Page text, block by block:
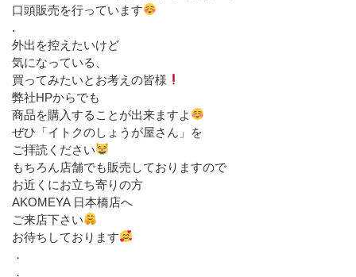
口頭販売を行っています
.
外出を控えたいけど
気になっている、
買ってみたいとお考えの皆様
弊社HPからでも
商品を購入することが出来ますよ
ぜひ「イトクのしょうが屋さん」を
ご拝読ください
もちろん店舗でも販売しておりますので
お近くにお立ち寄りの方
AKOMEYA 日本橋店へ
ご来店下さい
お待ちしております
．
．